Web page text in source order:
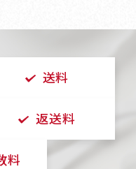
送料
返送料
料